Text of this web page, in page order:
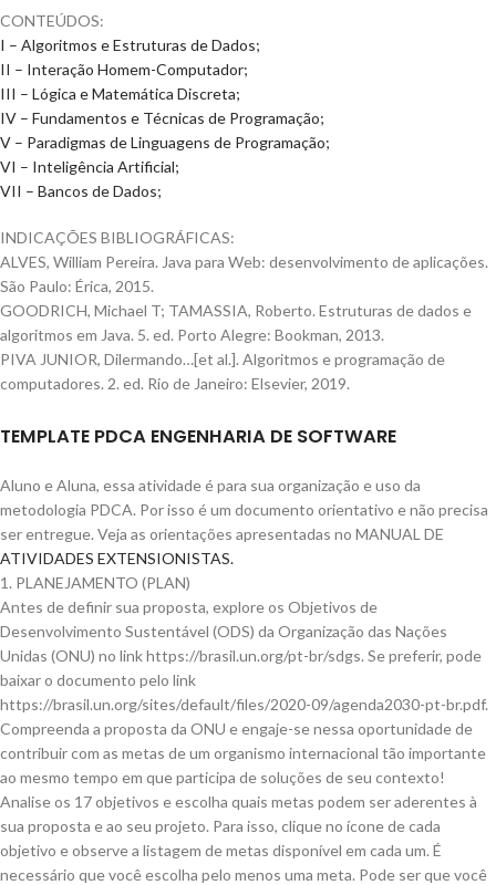
CONTEÚDOS:
I – Algoritmos e Estruturas de Dados;
II – Interação Homem-Computador;
III – Lógica e Matemática Discreta;
IV – Fundamentos e Técnicas de Programação;
V – Paradigmas deLinguagens de Programação;
VI – Inteligência Artificial;
VII – Bancos de Dados;
INDICAÇÕES BIBLIOGRÁFICAS:
ALVES, William Pereira. Java para Web: desenvolvimento de aplicações.
São Paulo: Érica, 2015.
GOODRICH, Michael T; TAMASSIA, Roberto. Estruturas de dados e
algoritmos em Java. 5. ed. Porto Alegre: Bookman, 2013.
PIVA JUNIOR, Dilermando…[et al.]. Algoritmos e programação de
computadores. 2. ed. Rio de Janeiro: Elsevier, 2019.
TEMPLATE PDCA ENGENHARIA DE SOFTWARE
Aluno e Aluna, essa atividade é para sua organização e uso da
metodologia PDCA. Por isso é um documento orientativo e não precisa
ser entregue. Veja as orientações apresentadas no MANUAL DE
ATIVIDADES EXTENSIONISTAS.
1. PLANEJAMENTO (PLAN)
Antes de definir sua proposta, explore os Objetivos de
Desenvolvimento Sustentável (ODS) da Organização das Nações
Unidas (ONU) no link https://brasil.un.org/pt-br/sdgs. Se preferir, pode
baixar o documento pelo link
https://brasil.un.org/sites/default/files/2020-09/agenda2030-pt-br.pdf.
Compreenda a proposta da ONU e engaje-se nessa oportunidade de
contribuir com as metas de um organismo internacional tão importante
ao mesmo tempo em que participa de soluções de seu contexto!
Analise os 17 objetivos e escolha quais metas podem ser aderentes à
sua proposta e ao seu projeto. Para isso, clique no ícone de cada
objetivo e observe a listagem de metas disponível em cada um. É
necessário que você escolha pelo menos uma meta. Pode ser que você